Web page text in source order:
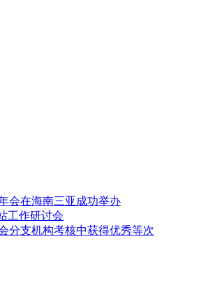
会在海南三亚成功举办
工作研讨会
分支机构考核中获得优秀等次